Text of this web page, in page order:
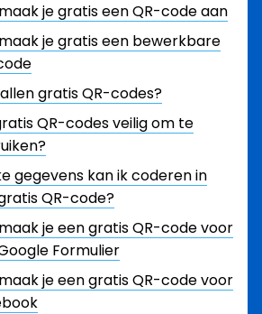
je gratis een QR-code aan
je gratis een bewerkbare
gratis QR-codes?
QR-codes veilig om te
gegevens kan ik coderen in
QR-code?
je een gratis QR-code voor
Formulier
je een gratis QR-code voor